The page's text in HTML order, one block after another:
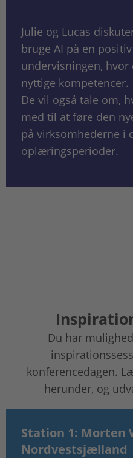
Julie og Lucas
bruge AI på en
undervisningen, hvor
nyttige kompetencer.
De vil også tale om,
med til at føre den
på virksomhederne i
oplæringsperioder.
Du har
konferencedagen.
herunder, og
Station 1: Morten
Nordvestsjælland